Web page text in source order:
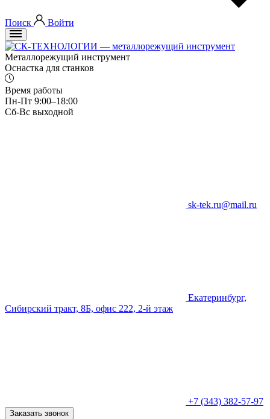
Поиск Войти
Металлорежущий инструмент
Оснастка для станков
Время работы
Пн-Пт 9:00–18:00
Сб-Вс выходной
sk-tek.ru@mail.ru
Екатеринбург,
Сибирский тракт, 8Б, офис 222, 2-й этаж
+7 (343) 382-57-97
Заказать звонок